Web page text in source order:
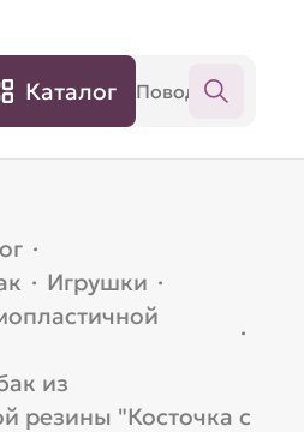
Каталог
·
· Игрушки ·
·
из
резины "Косточка с